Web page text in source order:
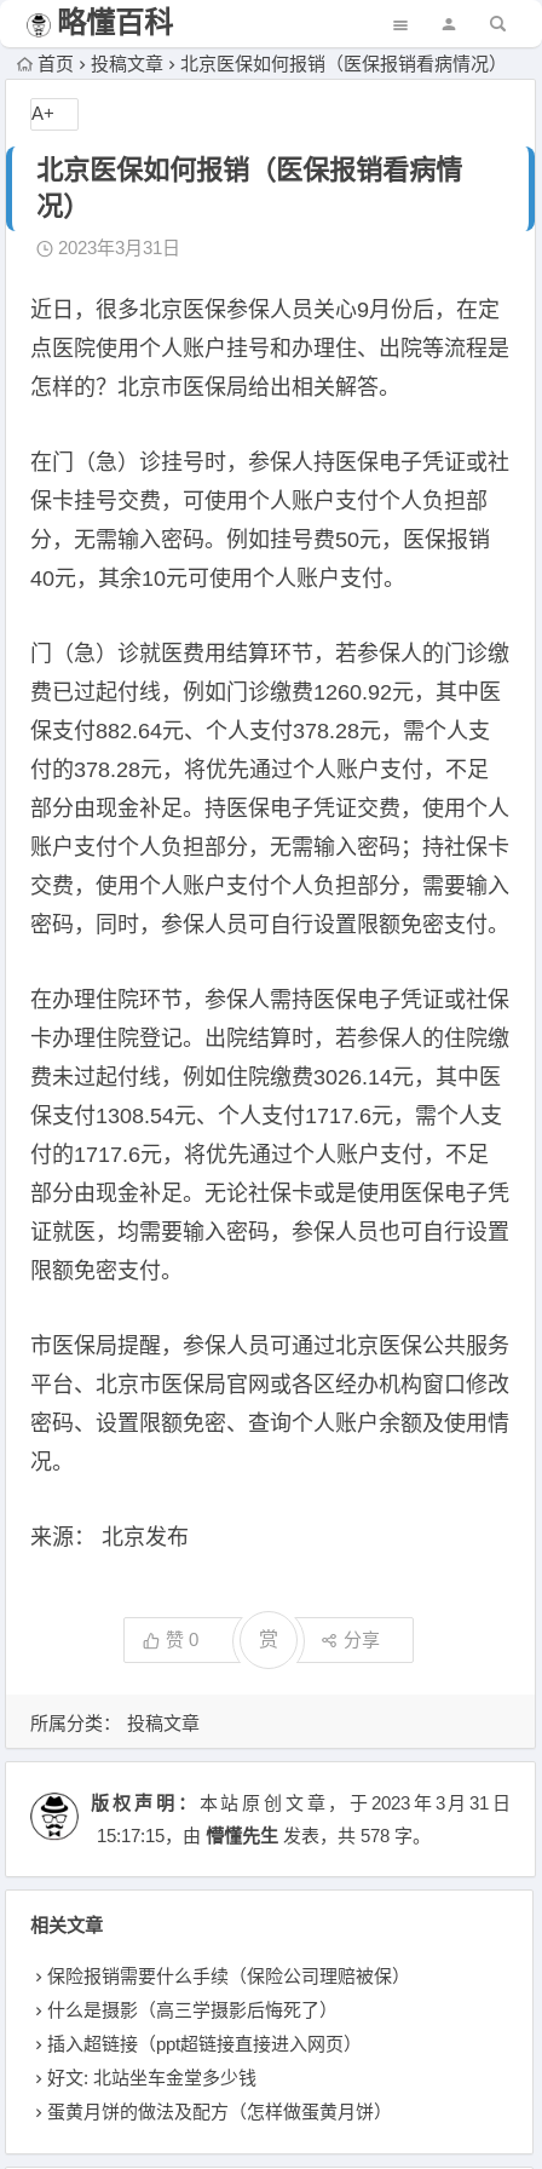
略懂百科
首页 投稿文章 北京医保如何报销（医保报销看病情况）
北京医保如何报销（医保报销看病情
况）
2023年3月31日
近日，很多北京医保参保人员关心9月份后，在定
点医院使用个人账户挂号和办理住、出院等流程是
怎样的？北京市医保局给出相关解答。
在门（急）诊挂号时，参保人持医保电子凭证或社
保卡挂号交费，可使用个人账户支付个人负担部
分，无需输入密码。例如挂号费50元，医保报销
40元，其余10元可使用个人账户支付。
门（急）诊就医费用结算环节，若参保人的门诊缴
费已过起付线，例如门诊缴费1260.92元，其中医
保支付882.64元、个人支付378.28元，需个人支
付的378.28元，将优先通过个人账户支付，不足
部分由现金补足。持医保电子凭证交费，使用个人
账户支付个人负担部分，无需输入密码；持社保卡
交费，使用个人账户支付个人负担部分，需要输入
密码，同时，参保人员可自行设置限额免密支付。
在办理住院环节，参保人需持医保电子凭证或社保
卡办理住院登记。出院结算时，若参保人的住院缴
费未过起付线，例如住院缴费3026.14元，其中医
保支付1308.54元、个人支付1717.6元，需个人支
付的1717.6元，将优先通过个人账户支付，不足
部分由现金补足。无论社保卡或是使用医保电子凭
证就医，均需要输入密码，参保人员也可自行设置
限额免密支付。
市医保局提醒，参保人员可通过北京医保公共服务
平台、北京市医保局官网或各区经办机构窗口修改
密码、设置限额免密、查询个人账户余额及使用情
况。
来源： 北京发布
赞0 赏 分享
A+
所属分类： 投稿文章
版权声明： 本站原创文章，于2023年3月31日
15:17:15，由懵懂先生 发表，共 578 字。
相关文章
保险报销需要什么手续（保险公司理赔被保）
什么是摄影（高三学摄影后悔死了）
插入超链接（ppt超链接直接进入网页）
好文: 北站坐车金堂多少钱
蛋黄月饼的做法及配方（怎样做蛋黄月饼）